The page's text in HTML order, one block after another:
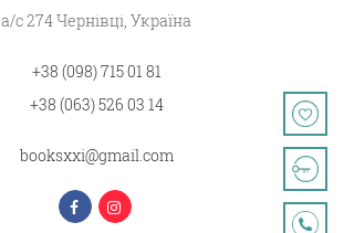
а/с 274 Чернівці, Україна
+38 (098) 715 01 81
+38 (063) 526 03 14
booksxxi@gmail.com